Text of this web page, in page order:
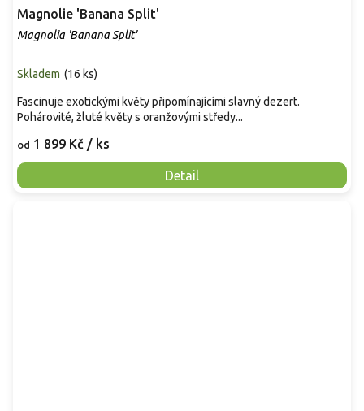
Magnolie 'Banana Split'
Magnolia 'Banana Split'
Skladem (16 ks)
od 1 899 Kč / ks
Detail
Fascinuje exotickými květy připomínajícími slavný dezert.
Pohárovité, žluté květy s oranžovými středy...